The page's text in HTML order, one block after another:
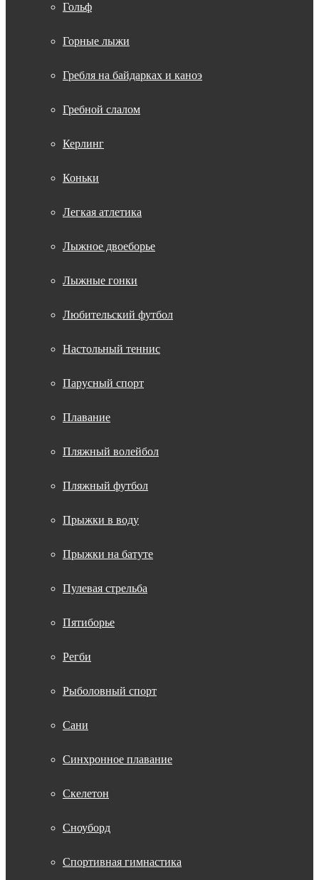
Гольф
Горные лыжи
Гребля на байдарках и каноэ
Гребной слалом
Керлинг
Коньки
Легкая атлетика
Лыжное двоеборье
Лыжные гонки
Любительский футбол
Настольный теннис
Парусный спорт
Плавание
Пляжный волейбол
Пляжный футбол
Прыжки в воду
Прыжки на батуте
Пулевая стрельба
Пятиборье
Регби
Рыболовный спорт
Сани
Синхронное плавание
Скелетон
Сноуборд
Спортивная гимнастика